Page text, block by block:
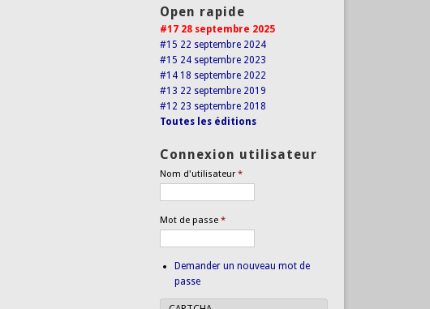
Open rapide
#17 28 septembre 2025
#15 22 septembre 2024
#15 24 septembre 2023
#14 18 septembre 2022
#13 22 septembre 2019
#12 23 septembre 2018
Toutes les éditions
Connexion utilisateur
Nom d'utilisateur*
Mot de passe *
Demander un nouveau mot de
passe